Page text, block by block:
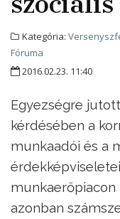
Kategória:
Fóruma
2016.02.23. 11:40
Egyezségre
kérdésében a
munkaadói és a
azonban